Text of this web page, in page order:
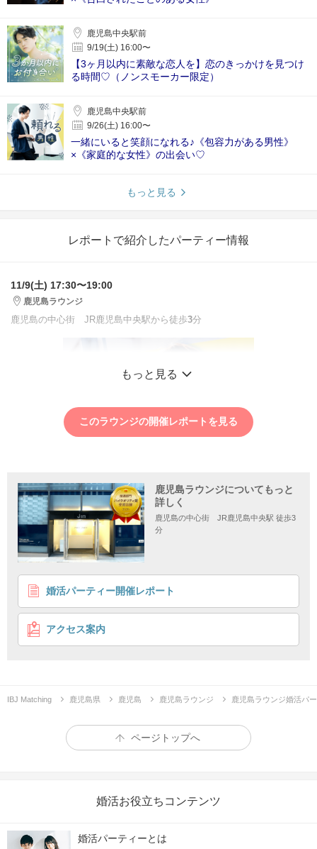
鹿児島中央駅前
9/19(土) 16:00〜
【3ヶ月以内に素敵な恋人を】恋のきっかけを見つけ
る時間♡（ノンスモーカー限定）
鹿児島中央駅前
9/26(土) 16:00〜
一緒にいると笑顔になれる♪《包容力がある男性》
×《家庭的な女性》の出会い♡
もっと見る
レポートで紹介したパーティー情報
11/9(土) 17:30〜19:00
鹿児島ラウンジ
鹿児島の中心街 JR鹿児島中央駅から徒歩3分
1 2 3 4
【初心者婚活】結婚を前提にお付き合い♡安定職のリ
ードしてくれる男性×穏やかな女性
8分間1対1でお話♪ 待ち時間は男女別席♪
結婚前提のお付き合い、始めませんか？
そろそろ結婚を考えたいと思ってきたけど…
もっと見る
このラウンジの開催レポートを見る
鹿児島ラウンジについてもっと
詳しく
鹿児島の中心街 JR鹿児島中央駅 徒歩3
分
婚活パーティー開催レポート
アクセス案内
IBJ Matching 鹿児島県 鹿児島 鹿児島ラウンジ 鹿児島ラウンジ婚活パ
ページトップへ
婚活お役立ちコンテンツ
婚活パーティーとは